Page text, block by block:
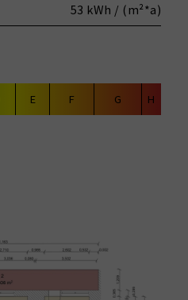
53 kWh / (m²*a)
E F G H